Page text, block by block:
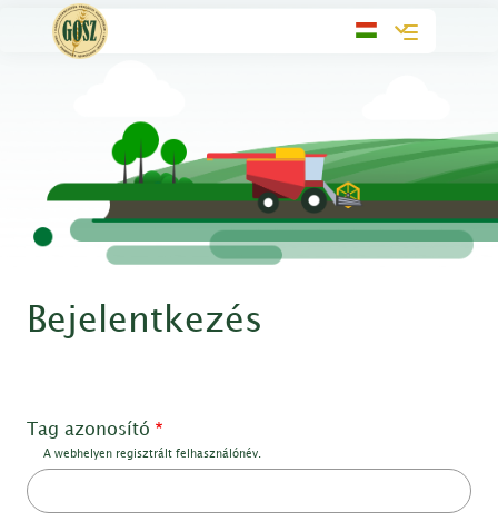
Toggle
Bejelentkezés
Tag azonosító
A webhelyen regisztrált felhasználónév.